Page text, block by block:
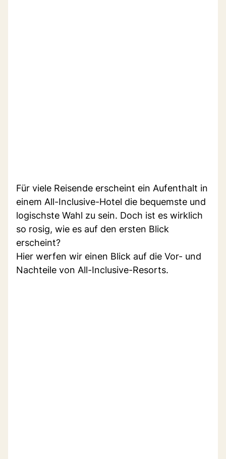
Für viele Reisende erscheint ein Aufenthalt in
einem All-Inclusive-Hotel die bequemste und
logischste Wahl zu sein. Doch ist es wirklich
so rosig, wie es auf den ersten Blick
erscheint?
Hier werfen wir einen Blick auf die Vor- und
Nachteile von All-Inclusive-Resorts.